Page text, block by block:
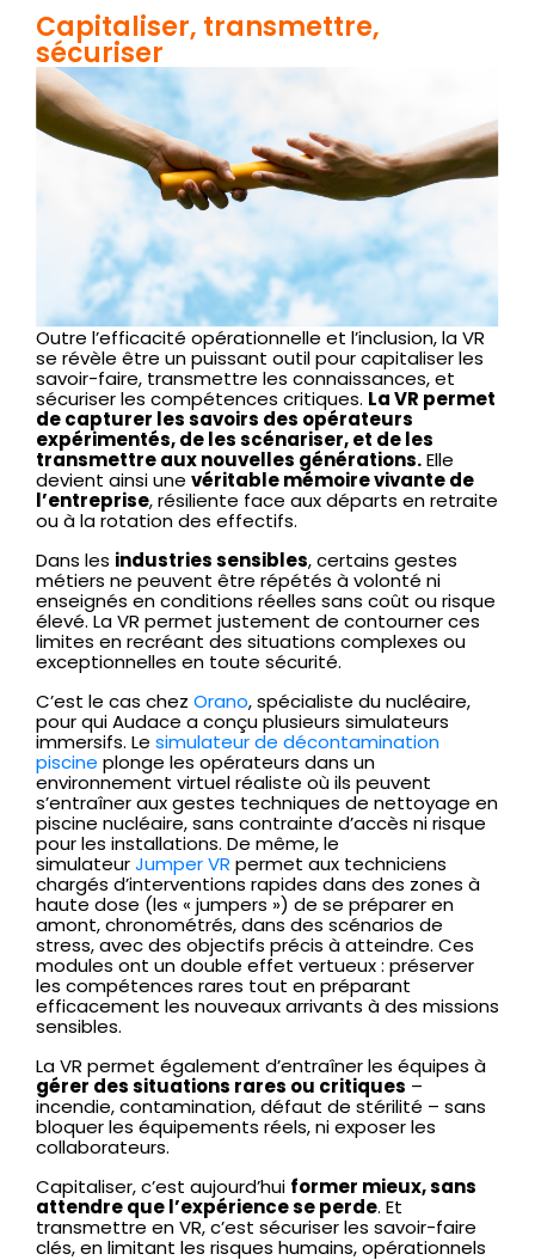
Capitaliser, transmettre,
sécuriser
Outre l’efficacité opérationnelle et l’inclusion, la VR
se révèle être un puissant outil pour capitaliser les
savoir-faire, transmettre les connaissances, et
sécuriser les compétences critiques. La VR permet
de capturer les savoirs des opérateurs
expérimentés, de les scénariser, et de les
transmettre aux nouvelles générations.Elle
devient ainsi une véritable mémoire vivante de
l’entreprise, résiliente face aux départs en retraite
ou à la rotation des effectifs.
Dans les industries sensibles, certains gestes
métiers ne peuvent être répétés à volonté ni
enseignés en conditions réelles sans coût ou risque
élevé. La VR permet justement de contourner ces
limites en recréant des situations complexes ou
exceptionnelles en toute sécurité.
C’est le cas chez Orano, spécialiste du nucléaire,
pour qui Audace a conçu plusieurs simulateurs
immersifs. Le simulateur de décontamination
piscine plonge les opérateurs dans un
environnement virtuel réaliste où ils peuvent
s’entraîner aux gestes techniques de nettoyage en
piscine nucléaire, sans contrainte d’accès ni risque
pour les installations. De même, le
simulateurJumper VR permet aux techniciens
chargés d’interventions rapides dans des zones à
haute dose (les « jumpers ») de se préparer en
amont, chronométrés, dans des scénarios de
stress, avec des objectifs précis à atteindre. Ces
modules ont un double effet vertueux : préserver
les compétences rares tout en préparant
efficacement les nouveaux arrivants à des missions
sensibles.
La VR permet également d’entraîner les équipes à
gérer des situations rares ou critiques –
incendie, contamination, défaut de stérilité – sans
bloquer les équipements réels, ni exposer les
collaborateurs.
Capitaliser, c’est aujourd’hui former mieux, sans
attendre que l’expérience se perde. Et
transmettre en VR, c’est sécuriser les savoir-faire
clés, en limitant les risques humains, opérationnels